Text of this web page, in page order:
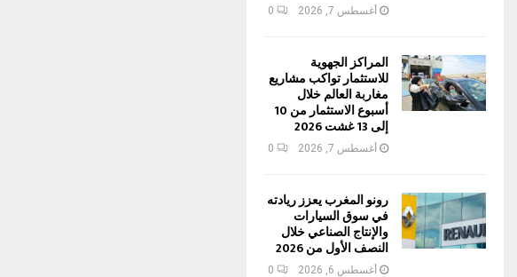
أغسطس 7, 2026 0
المراكز الجهوية
للاستثمار تواكب مشاريع
مغاربة العالم خلال
أسبوع الاستثمار من 10
إلى 13 غشت 2026
أغسطس 7, 2026 0
رونو المغرب يعزز ريادته
في سوق السيارات
والإنتاج الصناعي خلال
النصف الأول من 2026
أغسطس 6, 2026 0